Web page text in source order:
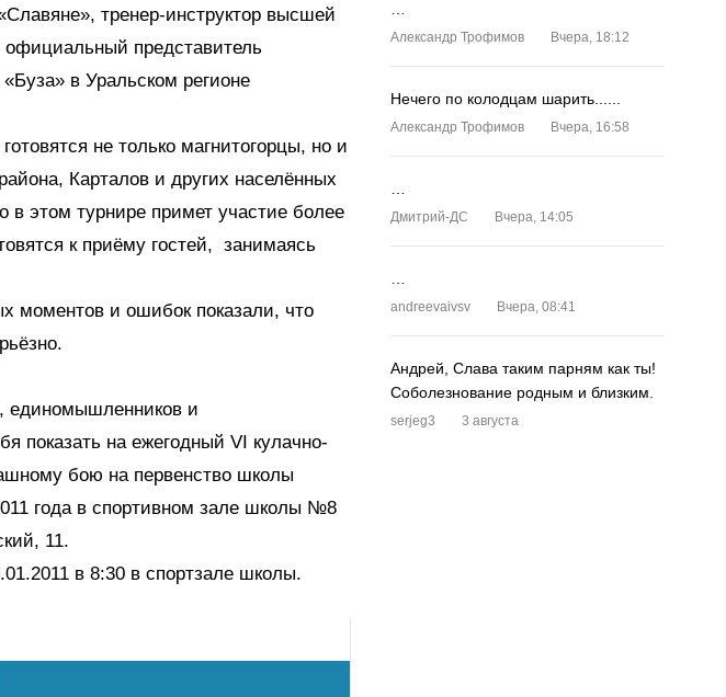
тренер-инструктор высшей
официальный представитель
«Буза» в Уральском регионе
не только магнитогорцы, но и
Карталов и других населённых
в этом турнире примет участие более
к приёму гостей, занимаясь
моментов и ошибок показали, что
единомышленников и
показать на ежегодный VI кулачно-
бою на первенство школы
года в спортивном зале школы №8
11.
в 8:30 в спортзале школы.
Александр Трофимов Вчера, 18:12
Нечего по колодцам шарить......
Александр Трофимов Вчера, 16:58
Дмитрий-ДС Вчера, 14:05
andreevaivsv Вчера, 08:41
Андрей, Слава таким парням как ты!
Соболезнование родным и близким.
serjeg3 3 августа